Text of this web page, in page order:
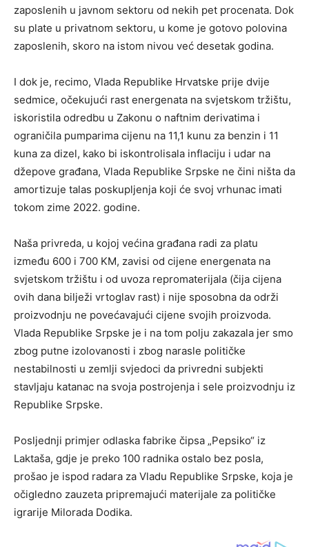
zaposlenih u javnom sektoru od nekih pet procenata. Dok
su plate u privatnom sektoru, u kome je gotovo polovina
zaposlenih, skoro na istom nivou već desetak godina.
I dok je, recimo, Vlada Republike Hrvatske prije dvije
sedmice, očekujući rast energenata na svjetskom tržištu,
iskoristila odredbu u Zakonu o naftnim derivatima i
ograničila pumparima cijenu na 11,1 kunu za benzin i 11
kuna za dizel, kako bi iskontrolisala inflaciju i udar na
džepove građana, Vlada Republike Srpske ne čini ništa da
amortizuje talas poskupljenja koji će svoj vrhunac imati
tokom zime 2022. godine.
Naša privreda, u kojoj većina građana radi za platu
između 600 i 700 KM, zavisi od cijene energenata na
svjetskom tržištu i od uvoza repromaterijala (čija cijena
ovih dana bilježi vrtoglav rast) i nije sposobna da održi
proizvodnju ne povećavajući cijene svojih proizvoda.
Vlada Republike Srpske je i na tom polju zakazala jer smo
zbog putne izolovanosti i zbog narasle političke
nestabilnosti u zemlji svjedoci da privredni subjekti
stavljaju katanac na svoja postrojenja i sele proizvodnju iz
Republike Srpske.
Posljednji primjer odlaska fabrike čipsa „Pepsiko“ iz
Laktaša, gdje je preko 100 radnika ostalo bez posla,
prošao je ispod radara za Vladu Republike Srpske, koja je
očigledno zauzeta pripremajući materijale za političke
igrarije Milorada Dodika.